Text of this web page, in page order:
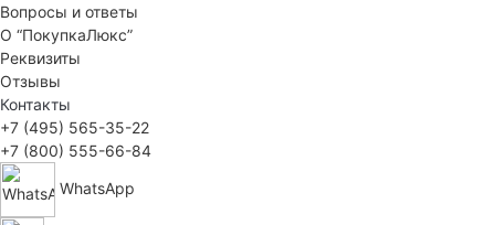
Вопросы и ответы
О “ПокупкаЛюкс”
Реквизиты
Отзывы
Контакты
+7 (495) 565-35-22
+7 (800) 555-66-84
WhatsApp